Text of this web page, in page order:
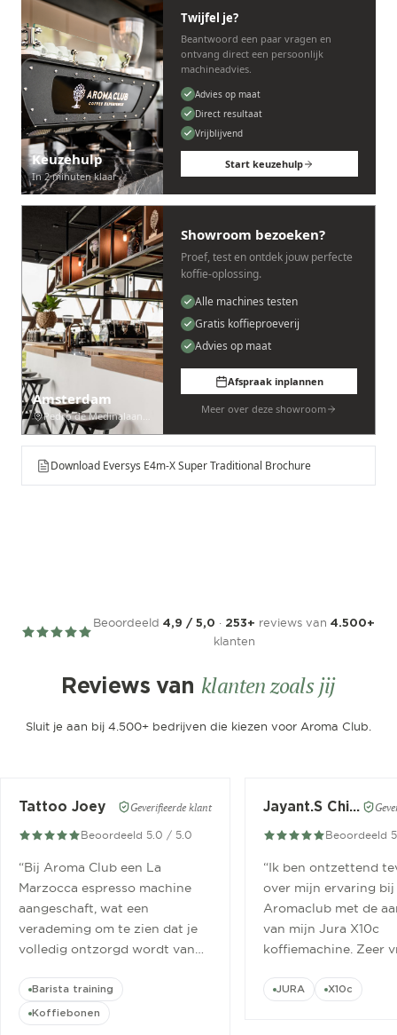
Keuzehulp
In 2 minuten klaar
Twijfel je?
Beantwoord een paar vragen en
ontvang direct een persoonlijk
machineadvies.
Advies op maat
Direct resultaat
Vrijblijvend
Start keuzehulp
Amsterdam
Pedro de Medinalaan 53
Showroom bezoeken?
Proef, test en ontdek jouw perfecte
koffie-oplossing.
Alle machines testen
Gratis koffieproeverij
Advies op maat
Afspraak inplannen
Meer over deze showroom
Download Eversys E4m-X Super Traditional Brochure
Beoordeeld 4,9 / 5,0 · 253+ reviews van 4.500+
klanten
Reviews van klanten zoals jij
Sluit je aan bij 4.500+ bedrijven die kiezen voor Aroma Club.
Tattoo Joey Geverifieerde klant
Beoordeeld 5.0 / 5.0
“Bij Aroma Club een La
Marzocca espresso machine
aangeschaft, wat een
verademing om te zien dat je
volledig ontzorgd wordt van
cursus.”
Barista training
Koffiebonen
Jayant.S Chitaroe
Beoordeeld
“Ik ben ontzettend
over mijn ervaring bij
Aromaclub met de
van mijn Jura X10c
koffiemachine. Zeer
JURA X10c